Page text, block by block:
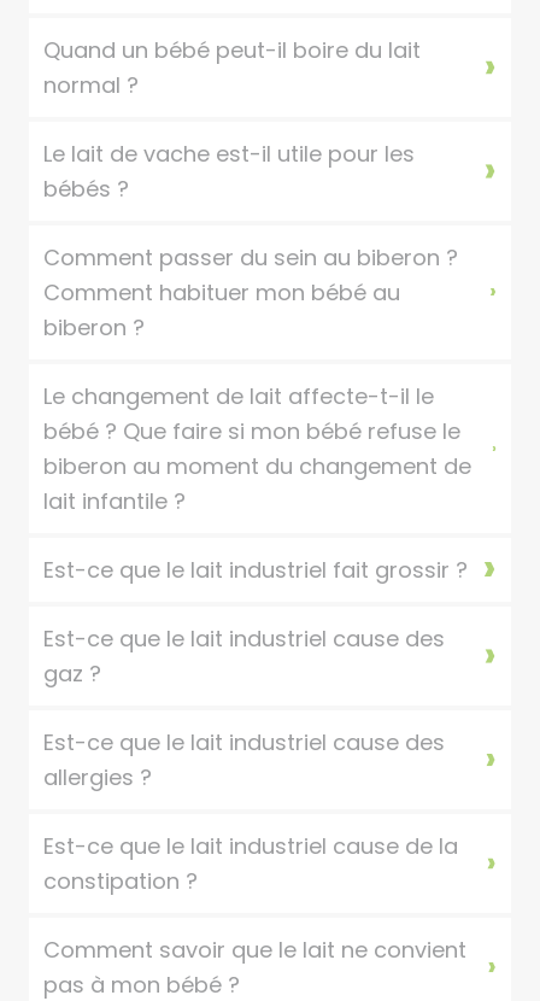
Quand un bébé peut-il boire du lait
normal ?
Le lait de vache est-il utile pour les
bébés ?
Comment passer du sein au biberon ?
Comment habituer mon bébé au
biberon ?
Le changement de lait affecte-t-il le
bébé ? Que faire si mon bébé refuse le
biberon au moment du changement de
lait infantile ?
Est-ce que le lait industriel fait grossir ?
Est-ce que le lait industriel cause des
gaz ?
Est-ce que le lait industriel cause des
allergies ?
Est-ce que le lait industriel cause de la
constipation ?
Comment savoir que le lait ne convient
pas à mon bébé ?